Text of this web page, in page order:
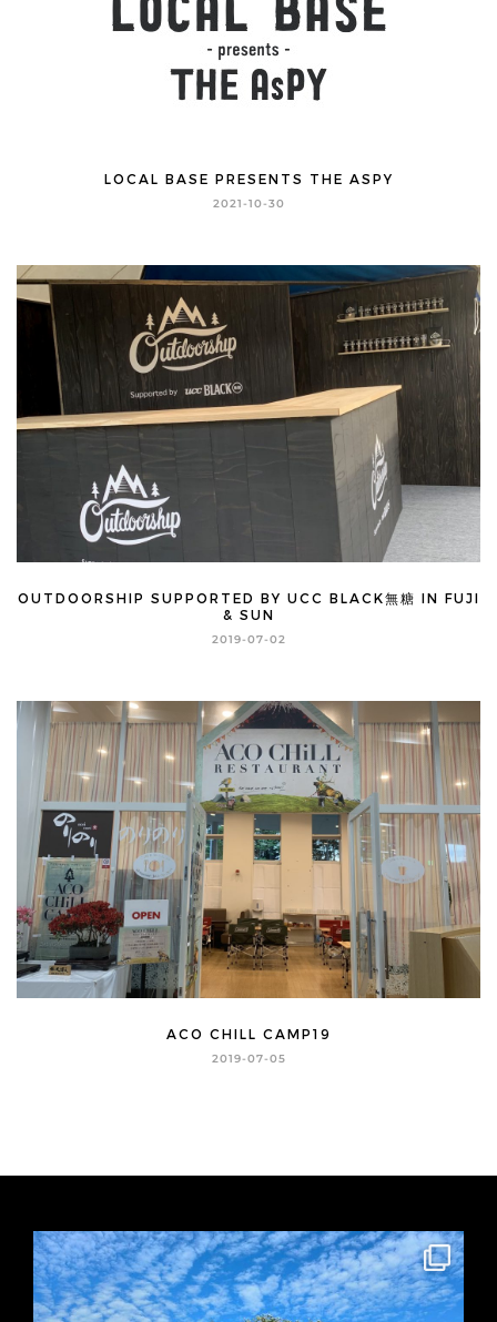
LOCAL BASE PRESENTS THE ASPY
2021-10-30
OUTDOORSHIP SUPPORTED BY UCC BLACK無糖 IN FUJI
& SUN
2019-07-02
ACO CHILL CAMP19
2019-07-05